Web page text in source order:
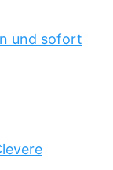
und sofort